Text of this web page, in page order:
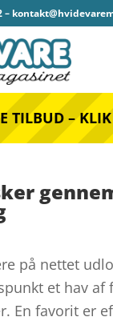
–
TILBUD –
på nettet
et hav af
En favorit er